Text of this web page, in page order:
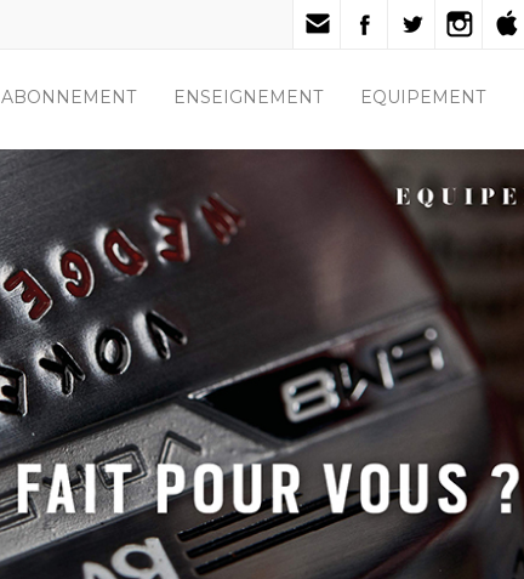
ABONNEMENT ENSEIGNEMENT EQUIPEMENT